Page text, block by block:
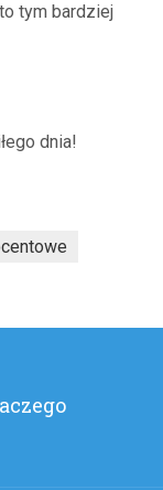
tym bardziej
dnia!